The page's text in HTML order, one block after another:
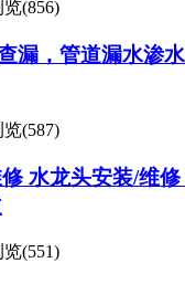
览(856)
漏，管道漏水渗
览(587)
水龙头安装/维
览(551)